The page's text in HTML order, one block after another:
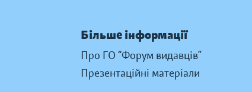
Більше інформації
Про ГО “Форум видавців”
Презентаційні матеріали